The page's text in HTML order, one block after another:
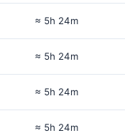
≈ 5h 24m
≈ 5h 24m
≈ 5h 24m
≈ 5h 24m